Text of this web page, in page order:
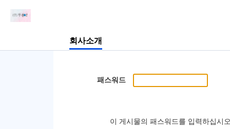
회사소개
패스워드
이 게시물의 패스워드를 입력하십시